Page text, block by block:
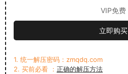
VIP免费
立即购买
1. 统一解压密码：zmqdq.com
2. 买前必看 ： 正确的解压方法